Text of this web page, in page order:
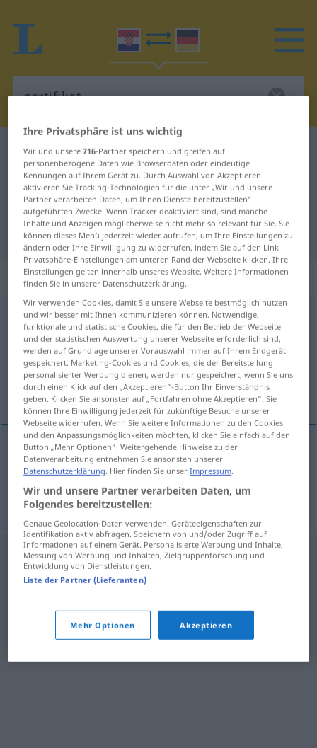
Kroatisch-Deutsch Wörterbuch certifikat
Kroatisch-Deutsch Übersetzung für
"certifikat"
"certifikat" Deutsch Übersetzung
„certifikat“
certifikat
Übersicht aller Übersetzungen
(Für mehr Details die Übersetzung anklicken/antippen)
amtliche Bescheinigung, Zertifikat
(amtliche)Bescheinigungf certifikat
Zertifikatn certifikat
Ihre Privatsphäre ist uns wichtig
Wir und unsere716-Partner speichern und greifen auf
personenbezogene Daten wie Browserdaten oder eindeutige
Kennungen auf Ihrem Gerät zu. Durch Auswahl von Akzeptieren
aktivieren Sie Tracking-Technologien für die unter „Wir und unsere
Partner verarbeiten Daten, um Ihnen Dienste bereitzustellen“
aufgeführten Zwecke. Wenn Tracker deaktiviert sind, sind manche
Inhalte und Anzeigen möglicherweise nicht mehr so relevant für Sie. Sie
können dieses Menü jederzeit wieder aufrufen, um Ihre Einstellungen zu
ändern oder Ihre Einwilligung zu widerrufen, indem Sie auf den Link
Privatsphäre-Einstellungen am unteren Rand der Webseite klicken. Ihre
Einstellungen gelten innerhalb unseres Website. Weitere Informationen
finden Sie in unserer Datenschutzerklärung.
Wir verwenden Cookies, damit Sie unsere Webseite bestmöglich nutzen
und wir besser mit Ihnen kommunizieren können. Notwendige,
funktionale und statistische Cookies, die für den Betrieb der Webseite
und der statistischen Auswertung unserer Webseite erforderlich sind,
werden auf Grundlage unserer Vorauswahl immer auf Ihrem Endgerät
gespeichert. Marketing-Cookies und Cookies, die der Bereitstellung
personalisierter Werbung dienen, werden nur gespeichert, wenn Sie uns
durch einen Klick auf den „Akzeptieren“-Button Ihr Einverständnis
geben. Klicken Sie ansonsten auf „Fortfahren ohne Akzeptieren“. Sie
können Ihre Einwilligung jederzeit für zukünftige Besuche unserer
Webseite widerrufen. Wenn Sie weitere Informationen zu den Cookies
und den Anpassungsmöglichkeiten möchten, klicken Sie einfach auf den
Button „Mehr Optionen“. Weitergehende Hinweise zu der
Datenverarbeitung entnehmen Sie ansonsten unserer
Datenschutzerklärung. Hier finden Sie unserImpressum.
Wir und unsere Partner verarbeiten Daten, um
Folgendes bereitzustellen:
Genaue Geolocation-Daten verwenden. Geräteeigenschaften zur
Identifikation aktiv abfragen. Speichern von und/oder Zugriff auf
Informationen auf einem Gerät. Personalisierte Werbung und Inhalte,
Messung von Werbung und Inhalten, Zielgruppenforschung und
Entwicklung von Dienstleistungen.
Liste der Partner (Lieferanten)
Mehr Optionen Akzeptieren